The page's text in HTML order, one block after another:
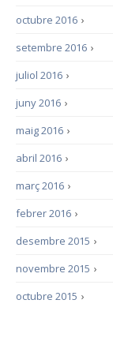
›
octubre 2016
›
setembre 2016
›
juliol 2016
›
juny 2016
›
maig 2016
›
abril 2016
›
març 2016
›
febrer 2016
›
desembre 2015
›
novembre 2015
›
octubre 2015